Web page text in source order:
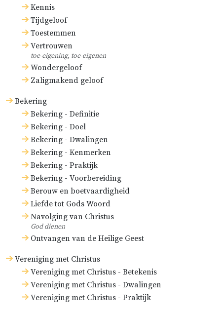
Kennis
Tijdgeloof
Toestemmen
Vertrouwen
toe-eigening, toe-eigenen
Wondergeloof
Zaligmakend geloof
Bekering
Bekering - Definitie
Bekering - Doel
Bekering - Dwalingen
Bekering - Kenmerken
Bekering - Praktijk
Bekering - Voorbereiding
Berouw en boetvaardigheid
Liefde tot Gods Woord
Navolging van Christus
God dienen
Ontvangen van de Heilige Geest
Vereniging met Christus
Vereniging met Christus - Betekenis
Vereniging met Christus - Dwalingen
Vereniging met Christus - Praktijk